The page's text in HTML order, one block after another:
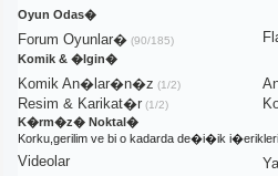
Oyun Odas�
Forum Oyunlar�(90/185)
Komik & �lgin�
Komik An�lar�n�z (1/2)
Resim & Karikat�r(1/2)
K�rm�z� Noktal�
Korku,gerilim ve bi o kadarda de�i�ik
Videolar